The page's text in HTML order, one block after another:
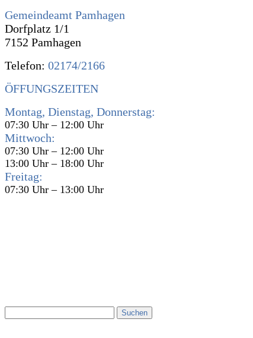
Gemeindeamt Pamhagen
Dorfplatz 1/1
7152 Pamhagen
Telefon: 02174/2166
ÖFFUNGSZEITEN
Montag, Dienstag, Donnerstag:
07:30 Uhr – 12:00 Uhr
Mittwoch:
07:30 Uhr – 12:00 Uhr
13:00 Uhr – 18:00 Uhr
Freitag:
07:30 Uhr – 13:00 Uhr